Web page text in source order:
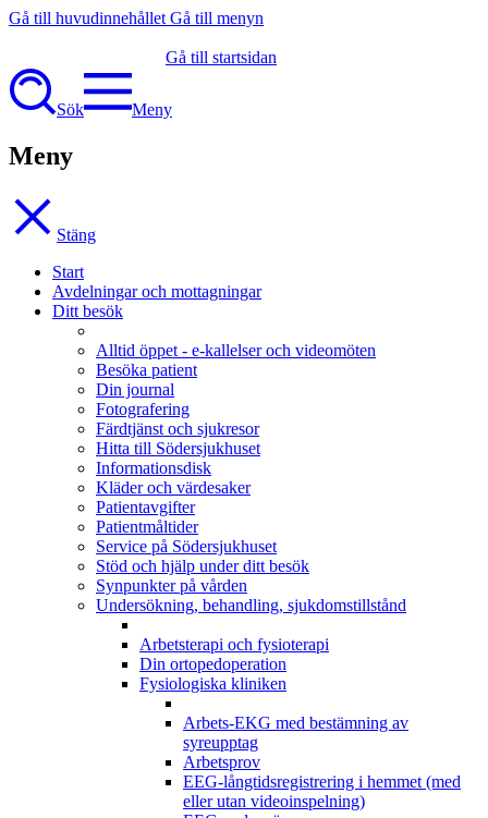
Gå till huvudinnehållet Gå till menyn
Gå till startsidan
Sök Meny
Meny
Stäng
Start
Avdelningar och mottagningar
Ditt besök
Alltid öppet - e-kallelser och videomöten
Besöka patient
Din journal
Fotografering
Färdtjänst och sjukresor
Hitta till Södersjukhuset
Informationsdisk
Kläder och värdesaker
Patientavgifter
Patientmåltider
Service på Södersjukhuset
Stöd och hjälp under ditt besök
Synpunkter på vården
Undersökning, behandling, sjukdomstillstånd
Arbetsterapi och fysioterapi
Din ortopedoperation
Fysiologiska kliniken
Arbets-EKG med bestämning av
syreupptag
Arbetsprov
EEG-långtidsregistrering i hemmet (med
eller utan videoinspelning)